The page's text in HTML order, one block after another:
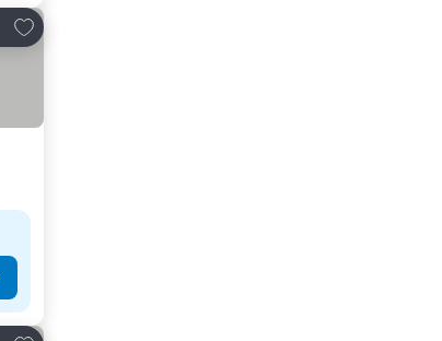
Lägg till i Mina Favoriter